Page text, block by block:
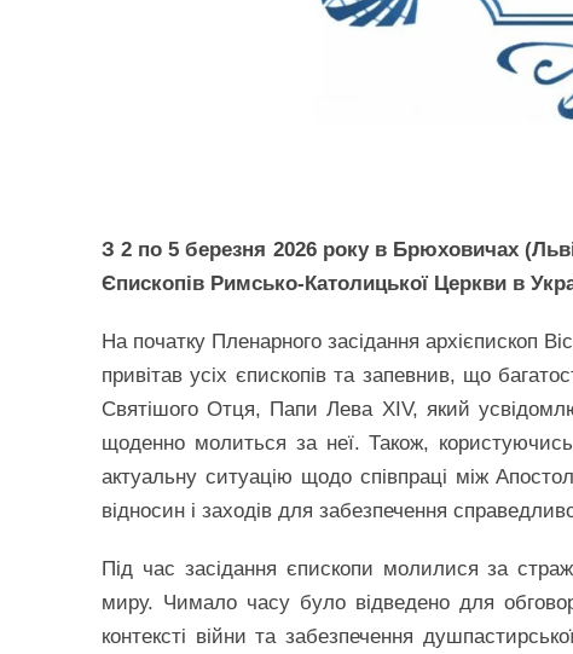
З 2 по 5 березня 2026 року в Брюховичах
Єпископів Римсько-Католицької Церкви в
На початку Пленарного засідання архієпископ
привітав усіх єпископів та запевнив, що
Святішого Отця, Папи Лева XIV, який
щоденно молиться за неї. Також,
актуальну ситуацію щодо співпраці між
відносин і заходів для забезпечення
Під час засідання єпископи молилися за
миру. Чимало часу було відведено для
контексті війни та забезпечення